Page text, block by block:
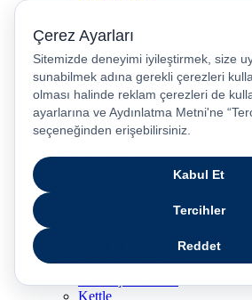
İkinci El / Yenilenmiş Telefonlar
Yenilenmiş iPhone
5G Uyumlu Telefonlar
Akıllı Saatler
Bluetooth Kulaklıklar
Tabletler
Laptop
Dikey Süpürgeler
Robot Süpürgeler
Çocuk Akıllı Saat
Kettle